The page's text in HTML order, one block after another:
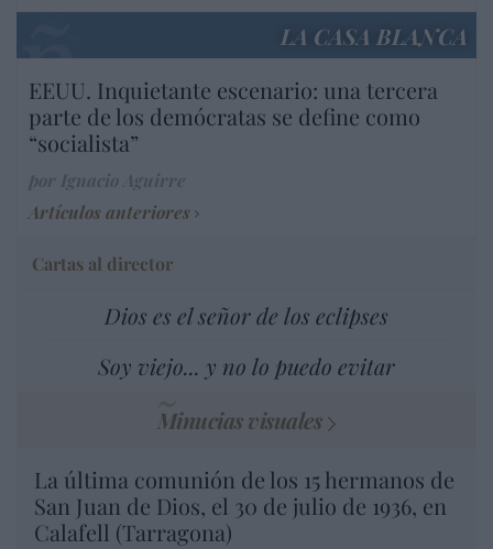
LA CASA BLANCA
EEUU. Inquietante escenario: una tercera
parte de los demócratas se define como
“socialista”
Artículos anteriores
Cartas al director
Dios es el señor de los eclipses
Soy viejo... y no lo puedo evitar
Minucias visuales
La última comunión de los 15 hermanos de
San Juan de Dios, el 30 de julio de 1936, en
Calafell (Tarragona)